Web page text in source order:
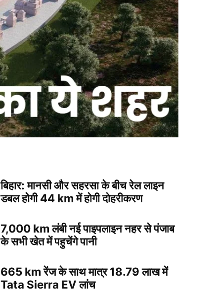
बिहार: मानसी और सहरसा के बीच रेल लाइन
डबल होगी 44 km में होगी दोहरीकरण
7,000 km लंबी नई पाइपलाइन नहर से पंजाब
के सभी खेत में पहुचेंगे पानी
665 km रेंज के साथ मात्र 18.79 लाख में
Tata Sierra EV लांच